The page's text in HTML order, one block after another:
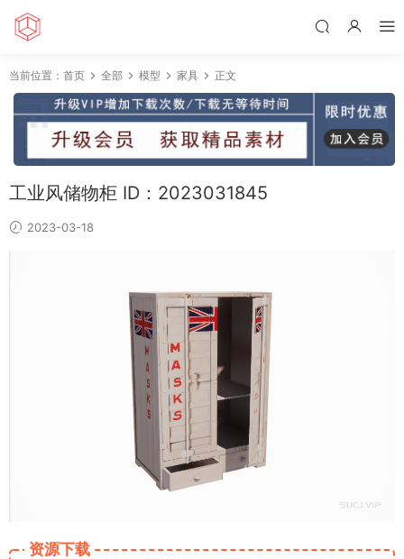
当前位置： 首页 全部 模型 家具 正文
工业风储物柜 ID：2023031845
2023-03-18
资源下载